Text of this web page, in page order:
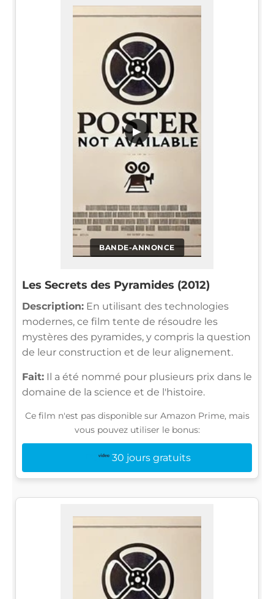
BANDE-ANNONCE
▶
Les Secrets des Pyramides (2012)
Description: En utilisant des technologies
modernes, ce film tente de résoudre les
mystères des pyramides, y compris la question
de leur construction et de leur alignement.
Fait: Il a été nommé pour plusieurs prix dans le
domaine de la science et de l'histoire.
Ce film n'est pas disponible sur Amazon Prime, mais
vous pouvez utiliser le bonus:
30 jours gratuits